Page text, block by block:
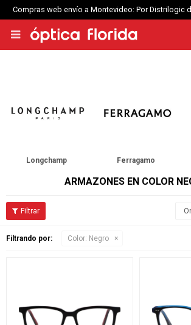
Compras web envío a Montevideo: Por Distrilogic

Longchamp Ferragamo
ARMAZONES EN COLOR
Filtrando por: Color: Negro